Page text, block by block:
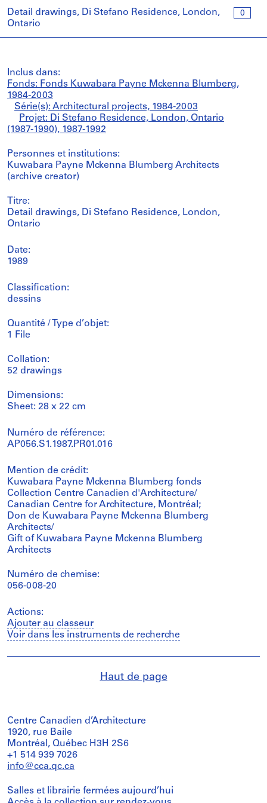
0
Detail drawings, Di Stefano Residence, London,
Ontario
Inclus dans:
Fonds: Fonds Kuwabara Payne Mckenna Blumberg,
1984-2003
Série(s): Architectural projects, 1984-2003
Projet: Di Stefano Residence, London, Ontario
(1987-1990), 1987-1992
Personnes et institutions:
Kuwabara Payne Mckenna Blumberg Architects
(archive creator)
Titre:
Detail drawings, Di Stefano Residence, London,
Ontario
Date:
1989
Classification:
dessins
Quantité / Type d’objet:
1 File
Collation:
52 drawings
Dimensions:
Sheet: 28 x 22 cm
Numéro de référence:
AP056.S1.1987.PR01.016
Mention de crédit:
Kuwabara Payne Mckenna Blumberg fonds
Collection Centre Canadien d'Architecture/
Canadian Centre for Architecture, Montréal;
Don de Kuwabara Payne Mckenna Blumberg
Architects/
Gift of Kuwabara Payne Mckenna Blumberg
Architects
Numéro de chemise:
056-008-20
Actions:
Ajouter au classeur
Voir dans les instruments de recherche
Haut de page
Centre Canadien d’Architecture
1920, rue Baile
Montréal, Québec H3H 2S6
+1 514 939 7026
info@cca.qc.ca
Salles et librairie fermées aujourd’hui